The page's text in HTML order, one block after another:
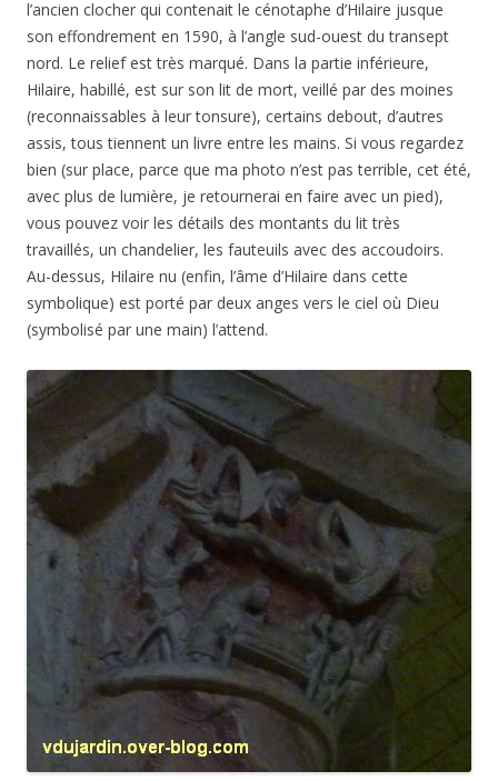
l’ancien clocher qui contenait le cénotaphe d’Hilaire jusque
son effondrement en 1590, à l’angle sud-ouest du transept
nord. Le relief est très marqué. Dans la partie inférieure,
Hilaire, habillé, est sur son lit de mort, veillé par des moines
(reconnaissables à leur tonsure), certains debout, d’autres
assis, tous tiennent un livre entre les mains. Si vous regardez
bien (sur place, parce que ma photo n’est pas terrible, cet été,
avec plus de lumière, je retournerai en faire avec un pied),
vous pouvez voir les détails des montants du lit très
travaillés, un chandelier, les fauteuils avec des accoudoirs.
Au-dessus, Hilaire nu (enfin, l’âme d’Hilaire dans cette
symbolique) est porté par deux anges vers le ciel où Dieu
(symbolisé par une main) l’attend.